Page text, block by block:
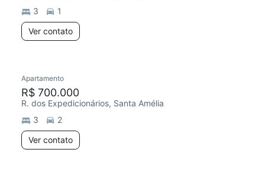
3
1
Ver contato
Apartamento
R$ 700.000
R. dos Expedicionários, Santa Amélia
3
2
Ver contato